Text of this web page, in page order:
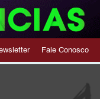
Fale Conosco